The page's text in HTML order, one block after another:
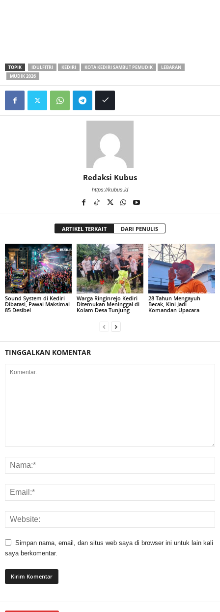
TOPIK IDULFITRI KEDIRI KOTA KEDIRI SAMBUT PEMUDIK
LEBARAN
MUDIK 2026
Redaksi Kubus
https://kubus.id
ARTIKEL TERKAIT DARI PENULIS
Sound System di Kediri
Dibatasi, Pawai Maksimal
85 Desibel
Warga Ringinrejo Kediri
Ditemukan Meninggal di
Kolam Desa Tunjung
28 Tahun Mengayuh
Becak, Kini Jadi
Komandan Upacara
TINGGALKAN KOMENTAR
Simpan nama, email, dan situs web saya di browser ini untuk lain kali
saya berkomentar.